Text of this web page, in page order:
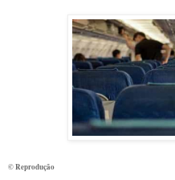
© Reprodução